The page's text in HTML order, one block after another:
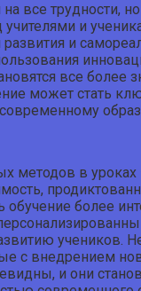
все трудности,
и
и
все более
может стать
методов в уроках
обучение более
учеников.
с внедрением
и они